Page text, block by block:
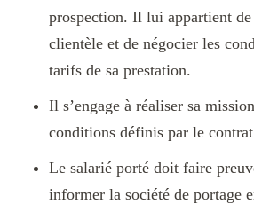
prospection. Il lui appartient de
clientèle et de négocier les
tarifs de sa prestation.
Il s’engage à réaliser sa
conditions définis par le
Le salarié porté doit faire
informer la société de portage